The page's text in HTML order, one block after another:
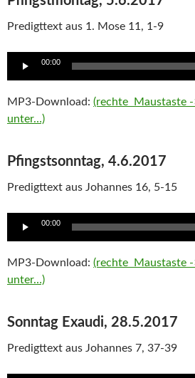
Predigttext aus 1. Mose 11, 1-9
00:00
MP3-Download: (rechte Maustaste -
unter…)
Pfingstsonntag, 4.6.2017
Predigttext aus Johannes 16, 5-15
00:00
MP3-Download: (rechte Maustaste -
unter…)
Sonntag Exaudi, 28.5.2017
Predigttext aus Johannes 7, 37-39